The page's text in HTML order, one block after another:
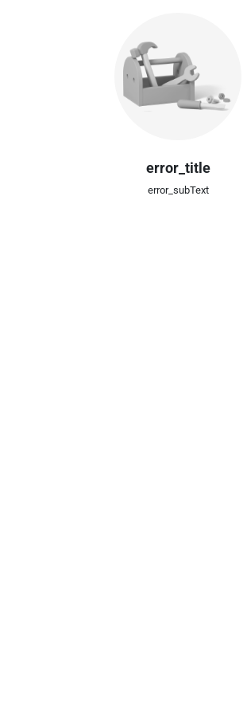
error_title
error_subText